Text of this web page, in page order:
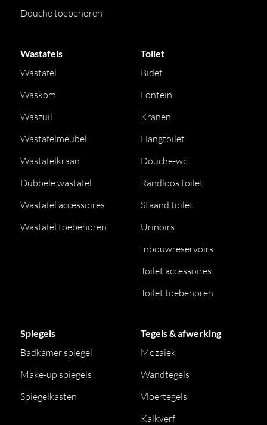
Douche toebehoren
Wastafels
Wastafel
Waskom
Waszuil
Wastafelmeubel
Wastafelkraan
Dubbele wastafel
Wastafel accessoires
Wastafel toebehoren
Toilet
Bidet
Fontein
Kranen
Hangtoilet
Douche-wc
Randloos toilet
Staand toilet
Urinoirs
Inbouwreservoirs
Toilet accessoires
Toilet toebehoren
Spiegels
Badkamer spiegel
Make-up spiegels
Spiegelkasten
Tegels & afwerking
Mozaiek
Wandtegels
Vloertegels
Kalkverf